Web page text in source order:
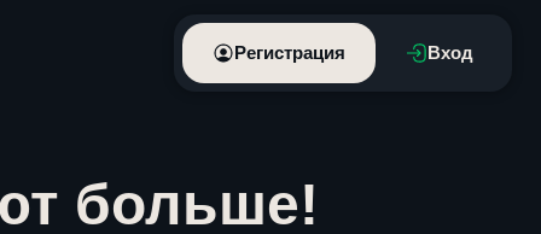
Регистрация Вход
больше!